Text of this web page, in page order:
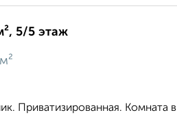
5/5 этаж
Приватизированная. Комната в